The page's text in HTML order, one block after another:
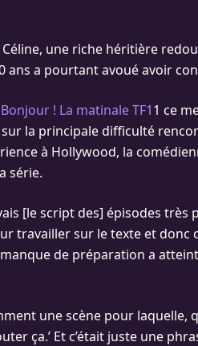
une riche héritière
ans a pourtant avoué avoir
Bonjour ! La matinale TF11 ce
sur la principale difficulté
à Hollywood, la
série.
[le script des] épisodes
travailler sur le texte et donc
de préparation a
une scène pour laquelle,
ça.’ Et c’était juste une